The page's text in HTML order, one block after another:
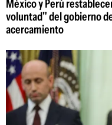
México y Perú
voluntad" del gobierno
acercamiento